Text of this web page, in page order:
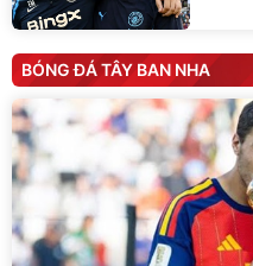
BÓNG ĐÁ TÂY BAN NHA